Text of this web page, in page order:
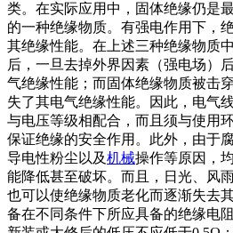
类。在实际应用中，固体绝缘仍是
的一种绝缘物质。有强电作用下，
其绝缘性能。在上述三种绝缘物质
后，一旦去掉外界因素（强电场）
气绝缘性能；而固体绝缘物质被击
失了其电气绝缘性能。因此，电气
与电压等级相配合，而且须与使用
保证绝缘的安全作用。此外，由于
导电性粉尘以及机械操作等原因，
能降低甚至破坏。而且，日光、风
也可以使绝缘物质老化而逐渐失去
备在不同条件下所应具备的绝缘电